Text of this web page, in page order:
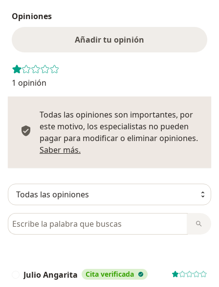
Opiniones
Añadir tu opinión
1 opinión
Todas las opiniones son importantes, por
este motivo, los especialistas no pueden
pagar para modificar o eliminar opiniones.
Saber más.
Busca en opiniones
Julio Angarita Cita verificada